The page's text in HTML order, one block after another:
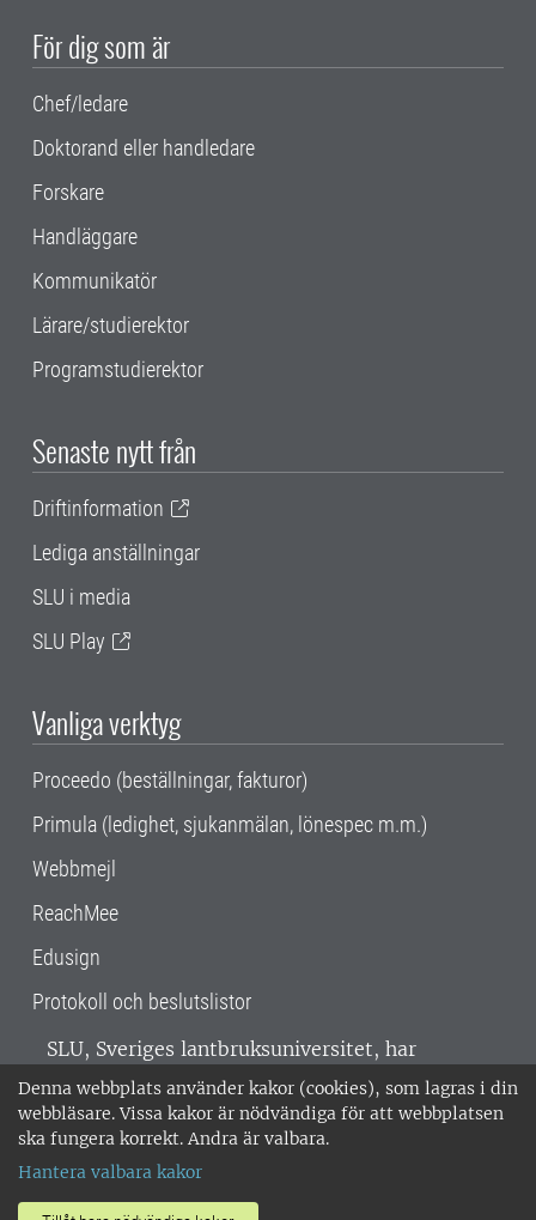
Denna webbplats använder kakor (cookies), som lagras i din
webbläsare. Vissa kakor är nödvändiga för att webbplatsen
ska fungera korrekt. Andra är valbara.
Hantera valbara kakor
För dig som är
Chef/ledare
Doktorand eller handledare
Forskare
Handläggare
Kommunikatör
Lärare/studierektor
Programstudierektor
Senaste nytt från
Driftinformation
Lediga anställningar
SLU i media
SLU Play
Vanliga verktyg
Proceedo (beställningar, fakturor)
Primula (ledighet, sjukanmälan, lönespec m.m.)
Webbmejl
ReachMee
Edusign
Protokoll och beslutslistor
SLU, Sveriges lantbruksuniversitet, har
verksamhet över hela Sverige. Huvudorter är
Alnarp, Uppsala och Umeå.SLU är
miljöcertifierat enligt ISO 14001. •
018-67 10 00 • Org nr: 202100-2817 •